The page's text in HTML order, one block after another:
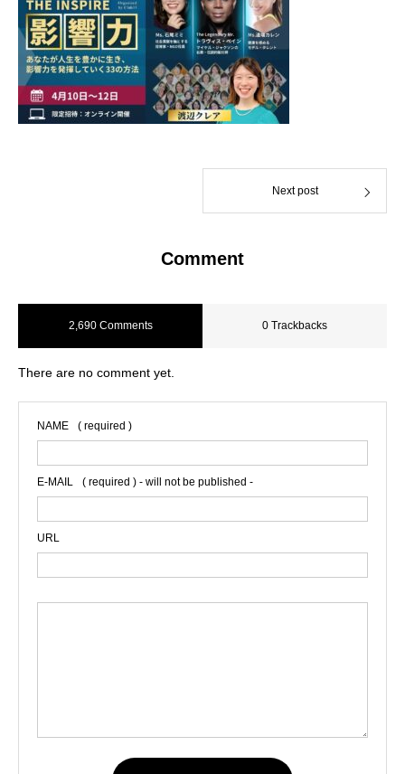
Next post
Comment
2,690 Comments 0 Trackbacks
There are no comment yet.
NAME ( required )
E-MAIL ( required ) - will not be published -
URL